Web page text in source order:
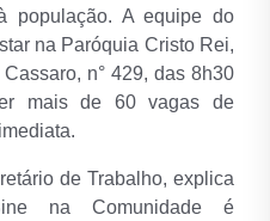
população. A equipe do
na Paróquia Cristo Rei,
n° 429, das 8h30
mais de 60 vagas de
de Trabalho, explica
na Comunidade é